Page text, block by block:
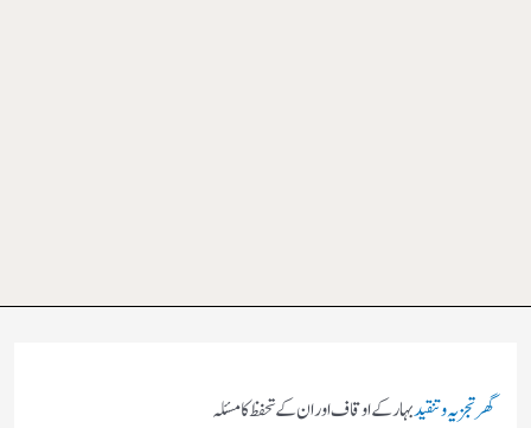
گھرتجزیہ و تنقیدبہارکے اوقاف اور ان کے تحفظ کا مسئلہ